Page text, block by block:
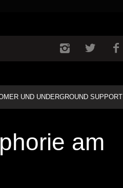
UND UNDERGROUND SUPPORT
am